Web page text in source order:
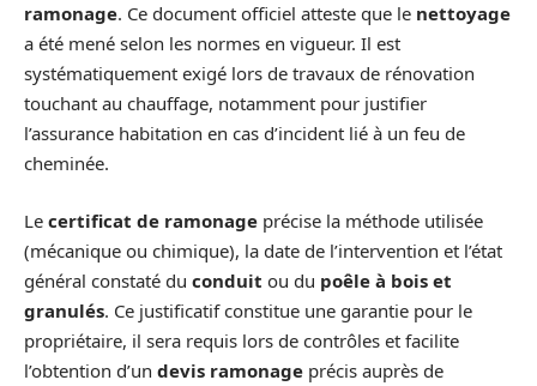
ramonage. Ce document officiel atteste que le nettoyage
a été mené selon les normes en vigueur. Il est
systématiquement exigé lors de travaux de rénovation
touchant au chauffage, notamment pour justifier
l’assurance habitation en cas d’incident lié à un feu de
cheminée.
Le certificat de ramonage précise la méthode utilisée
(mécanique ou chimique), la date de l’intervention et l’état
général constaté du conduit ou du poêle à bois et
granulés. Ce justificatif constitue une garantie pour le
propriétaire, il sera requis lors de contrôles et facilite
l’obtention d’un devis ramonage précis auprès de